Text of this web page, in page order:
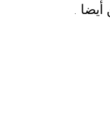
أيضا .